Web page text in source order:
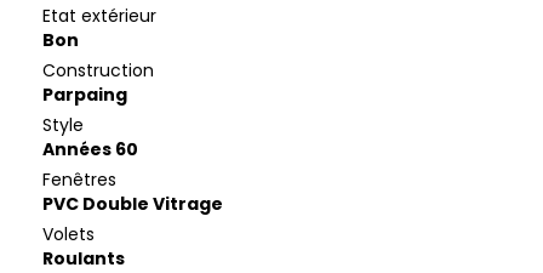
Etat extérieur
Bon
Construction
Parpaing
Style
Années 60
Fenêtres
PVC Double Vitrage
Volets
Roulants